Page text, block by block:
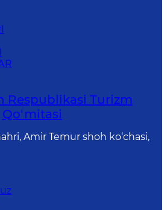
Respublikasi Turizm
Qo‘mitasi
Amir Temur shoh ko‘chasi,